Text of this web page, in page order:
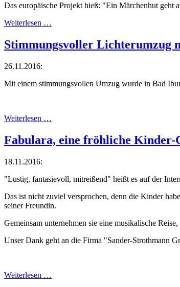
Das europäische Projekt hieß: "Ein Märchenhut geht
Weiterlesen …
Stimmungsvoller Lichterumzug
26.11.2016:
Mit einem stimmungsvollen Umzug wurde in Bad
Weiterlesen …
Fabulara, eine fröhliche Kinder-
18.11.2016:
"Lustig, fantasievoll, mitreißend" heißt es auf der
Das ist nicht zuviel versprochen, denn die Kinder
seiner Freundin.
Gemeinsam unternehmen sie eine musikalische
Unser Dank geht an die Firma "Sander-Strothmann
Weiterlesen …